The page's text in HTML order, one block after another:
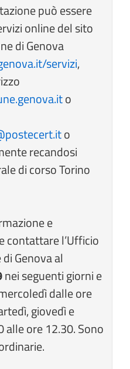
può essere
online del sito
di Genova
servizi,
o
o
recandosi
di corso Torino
e
contattare l’Ufficio
Genova al
nei seguenti giorni e
dalle ore
giovedì e
alle ore 12.30. Sono